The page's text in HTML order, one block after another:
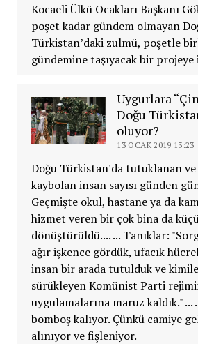
Kocaeli Ülkü Ocakları Başkanı
poşet kadar gündem olmayan
Türkistan’daki zulmü, poşetle
gündemine taşıyacak bir projeye
Uygurlara
Doğu
oluyor?
13 OCAK 2019 13:23
Doğu Türkistan'da tutuklanan
kaybolan insan sayısı günden
Geçmişte okul, hastane ya da
hizmet veren bir çok bina da
dönüştürüldü.... ... Tanıklar:
ağır işkence gördük, ufacık
insan bir arada tutulduk ve
sürükleyen Komünist Parti
uygulamalarına maruz kaldık." ...
bomboş kalıyor. Çünkü camiye
alınıyor ve fişleniyor.